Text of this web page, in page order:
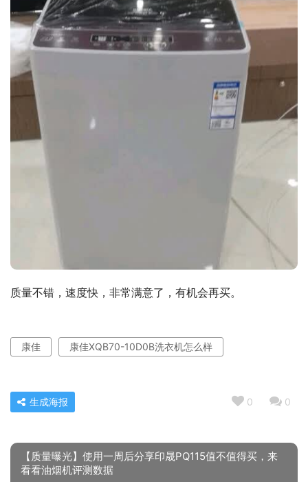
质量不错，速度快，非常满意了，有机会再买。
康佳 康佳XQB70-10D0B洗衣机怎么样
0 0
生成海报
【质量曝光】使用一周后分享印晟PQ115值不值得买，来
看看油烟机评测数据